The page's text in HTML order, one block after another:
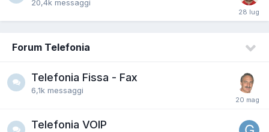
20,4k messaggi
Forum Telefonia
Telefonia Fissa - Fax
6,1k messaggi
Telefonia VOIP